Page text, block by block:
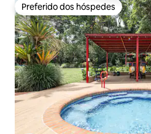
Preferido dos hóspedes
Preferido dos hóspedes